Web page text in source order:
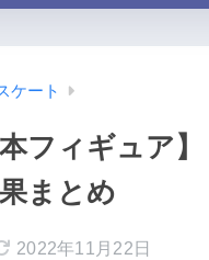
ケート
本フィギュア
まとめ
2022年11月22日